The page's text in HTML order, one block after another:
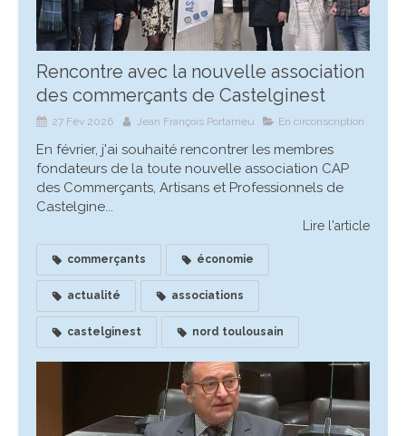
Rencontre avec la nouvelle association
des commerçants de Castelginest
27 Fév 2026 Jean François Portarrieu En circonscription
En février, j'ai souhaité rencontrer les membres
fondateurs de la toute nouvelle association CAP
des Commerçants, Artisans et Professionnels de
Castelgine...
Lire l'article
commerçants économie
actualité associations
castelginest nord toulousain